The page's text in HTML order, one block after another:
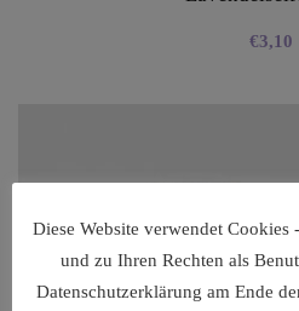
€3,10
Diese Website verwendet Cookies
und zu Ihren Rechten als
Datenschutzerklärung am Ende